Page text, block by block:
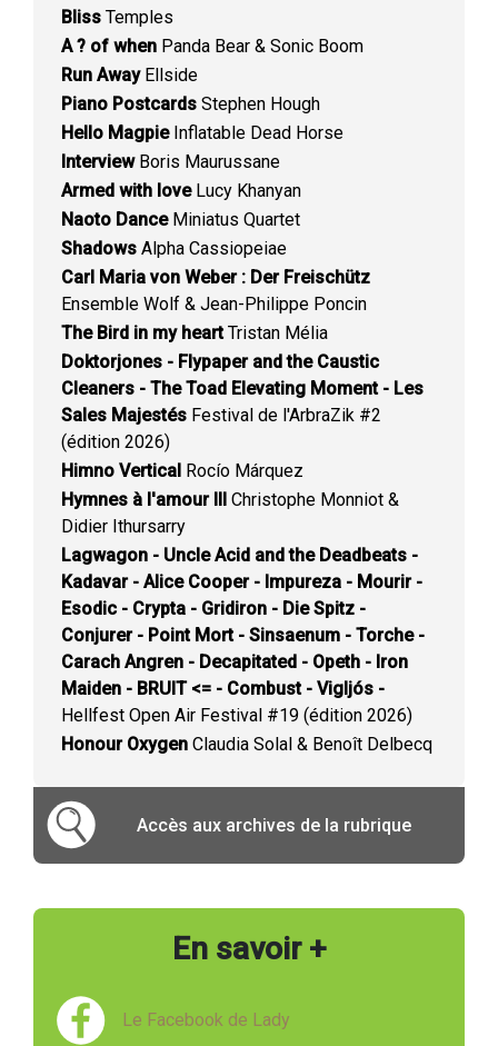
Bliss Temples
A ? of when Panda Bear & Sonic Boom
Run AwayEllside
Piano Postcards Stephen Hough
Hello MagpieInflatable Dead Horse
InterviewBoris Maurussane
Armed with loveLucy Khanyan
Naoto DanceMiniatus Quartet
Shadows Alpha Cassiopeiae
Carl Maria von Weber : Der Freischütz
Ensemble Wolf & Jean-Philippe Poncin
The Bird in my heartTristan Mélia
Doktorjones - Flypaper and the Caustic
Cleaners - The Toad Elevating Moment - Les
Sales Majestés Festival de l'ArbraZik #2
(édition 2026)
Himno Vertical Rocío Márquez
Hymnes à l'amour III Christophe Monniot &
Didier Ithursarry
Lagwagon - Uncle Acid and the Deadbeats -
Kadavar - Alice Cooper - Impureza - Mourir -
Esodic - Crypta - Gridiron - Die Spitz -
Conjurer - Point Mort - Sinsaenum - Torche -
Carach Angren - Decapitated - Opeth - Iron
Maiden - BRUIT <= - Combust - Vigljós -
Hellfest Open Air Festival #19 (édition 2026)
Honour Oxygen Claudia Solal & Benoît Delbecq
Accès aux archives de la rubrique
En savoir +
Le Facebook de Lady